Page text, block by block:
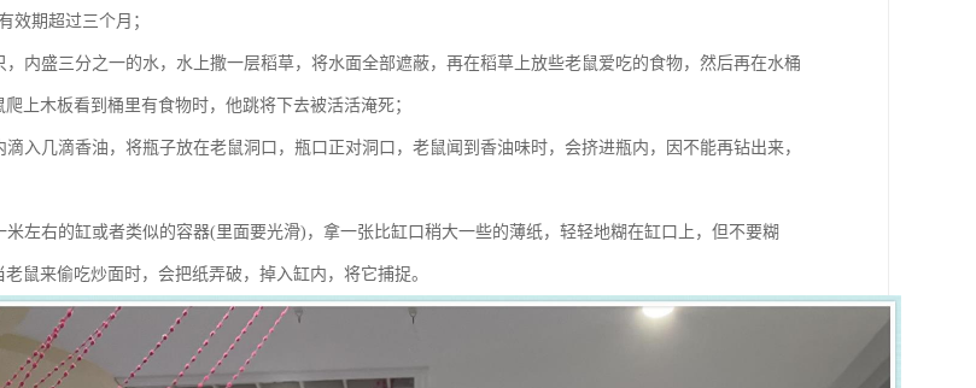
期超过三个月；
内盛三分之一的水，水上撒一层稻草，将水面全部遮蔽，再在稻草上放些老鼠爱吃的食物，然后再在水桶
上木板看到桶里有食物时，他跳将下去被活活淹死；
入几滴香油，将瓶子放在老鼠洞口，瓶口正对洞口，老鼠闻到香油味时，会挤进瓶内，因不能再钻出来，
米左右的缸或者类似的容器(里面要光滑)，拿一张比缸口稍大一些的薄纸，轻轻地糊在缸口上，但不要糊
鼠来偷吃炒面时，会把纸弄破，掉入缸内，将它捕捉。